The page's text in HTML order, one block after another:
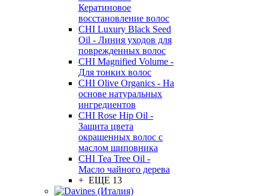
Кератиновое
восстановление волос
CHI Luxury Black Seed
Oil - Линия уходов для
поврежденных волос
CHI Magnified Volume -
Для тонких волос
CHI Olive Organics - На
основе натуральных
ингредиентов
CHI Rose Hip Oil -
Защита цвета
окрашенных волос с
маслом шиповника
CHI Tea Tree Oil -
Масло чайного дерева
+ ЕЩЕ 13